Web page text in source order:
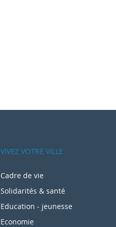
VIVEZ VOTRE VILLE
Cadre de vie
Solidarités & santé
Education - jeunesse
Economie